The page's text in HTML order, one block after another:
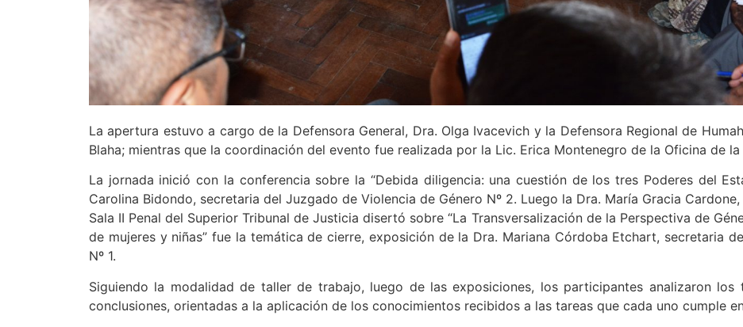
La apertura estuvo a cargo de la Defensora General, Dra. Olga Ivacevich y la Defensora Regional de
Blaha; mientras que la coordinación del evento fue realizada por la Lic. Erica Montenegro de la Oficina de la
La jornada inició con la conferencia sobre la “Debida diligencia: una cuestión de los tres Poderes del
Carolina Bidondo, secretaria del Juzgado de Violencia de Género Nº 2. Luego la Dra. María Gracia
Sala II Penal del Superior Tribunal de Justicia disertó sobre “La Transversalización de la Perspectiva de
de mujeres y niñas” fue la temática de cierre, exposición de la Dra. Mariana Córdoba Etchart, secretaria
Nº 1.
Siguiendo la modalidad de taller de trabajo, luego de las exposiciones, los participantes analizaron los
conclusiones, orientadas a la aplicación de los conocimientos recibidos a las tareas que cada uno cumple